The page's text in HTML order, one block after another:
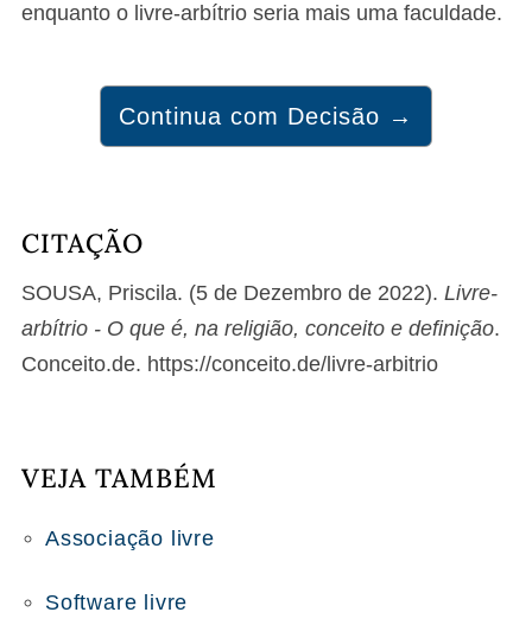
enquanto o livre-arbítrio seria mais uma faculdade.
Continua com Decisão →
CITAÇÃO
SOUSA, Priscila. (5 de Dezembro de 2022). Livre-
arbítrio - O que é, na religião, conceito e definição.
Conceito.de. https://conceito.de/livre-arbitrio
VEJA TAMBÉM
Associação livre
Software livre